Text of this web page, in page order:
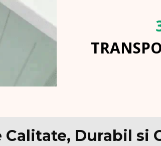
Calitate, Durabil si